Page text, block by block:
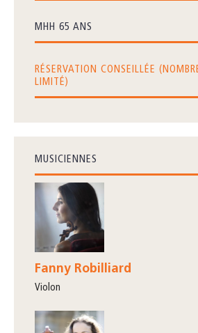
MHH 65 ANS
RÉSERVATION CONSEILLÉE
LIMITÉ)
MUSICIENNES
Fanny Robilliard
violon